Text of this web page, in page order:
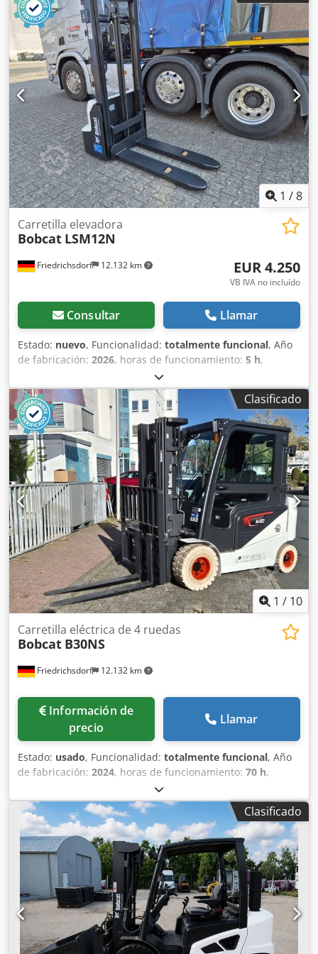
2.008 mm , longitud de la horquilla: 1.150 mm
, peso en
vacío:1.340 kg, longitud total:1.964 mm, tipo de
accionamiento:Elektro, ancho de construcción:820 mm,
Carretilla elevadora Centro de gravedad de la carga: 600
Anchura de horquilla: 560 mm Tipo de mástil: Triplex
Estado: Nueva Crodpfx Aswzpc Dspvjf Estado técnico:
Nuevo Tipo de neumáticos delanteros: Poliuretano Estado
de los neumáticos delanteros: 80 - 100% Neumáticos
traseros Tipo: Poliuretano Neumáticos traseros Estado: 80 -
100% Voltios de la batería: 24V Batería Ah: 300Ah Tipo de
batería: PzS Año de construcción de la batería: 2024 Estado
de la batería: 80 - 100% Carrera libre completa, certificado
CE, Aquamatics para las células de la batería
1 /8
Friedrichsdorf 12.132 km
Carretilla elevadora
Bobcat LSM12N
EUR 4.250
VB IVA no incluído
Consultar Llamar
Estado: nuevo, Funcionalidad: totalmente funcional, Año
de fabricación: 2026, horas de funcionamiento: 5 h,
1.200 kg, altura de elevación:
mm, tipo de combustible:eléctrico, tipo de mástil:dúplex,
altura de construcción: 2.150 mm
, longitud de la horquilla:
1.150 mm
, peso en vacío: 585 kg, longitud total:1.710 mm
tipo de accionamiento: Elektro , ancho de construcción:
800 mm , Apilador Centro de carga: 600 mm Ancho de
horquillas: 180 mm Grosor de horquillas: 60 mm Tipo de
mástil: Dúplex Csdpfx Apsy Uz Sqsvjrf Estado: Nuevo
Estado técnico: Nuevo Tipo de neumático delantero:
Poliuretano Estado del neumático delantero: 80 - 100%
Tipo de neumático trasero: Poliuretano Estado del
neumático trasero: 80 - 100% Batería Voltios: 24V Batería
Ah: 60Ah Tipo de batería: Ion de litio Año de fabricación de
la batería: 2026 Estado de la batería: 80 - 100% Certificado
CE, Batería de ion de litio libre de mantenimiento 24 V
Clasificado
1 / 10
Friedrichsdorf 12.132 km
Carretilla eléctrica de 4 ruedas
Bobcat B30NS
Información de
precio
Llamar
Estado: usado, Funcionalidad: totalmente funcional, Año
de fabricación: 2024, horas de funcionamiento: 70 h,
3.000 kg, altura de elevación:
mm, ascensor libre:1.475 mm, tipo de combustible:
eléctrico
, tipo de mástil: triple
, altura de construcción:
2.145 mm
, potencia:16 kW (21,75 CV), anchura del
portahorquillas:1.116 mm, longitud de la horquilla:1.200
, peso en vacío: 4.850 kg, longitud total:2.520 mm,
tipo de accionamiento:
Elektro, ancho de construcción:
1.244 mm, Apilador eléctrico de 4 ruedas Centro de
gravedad de la carga: 500 Ancho de las horquillas: 122 mm
Grosor de las horquillas: 45 mm Clase ISO: Clase ISO 3 =
2.500 - 4.999 kg Tipo de mástil: Tríplex Clase de velocidad:
15 Estado: Como nuevo Estado técnico: Muy bueno
Clasificado